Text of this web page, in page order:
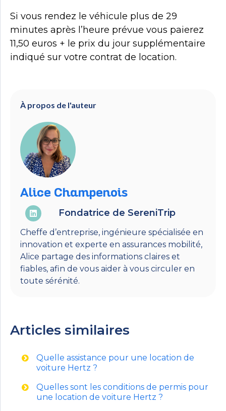
Si vous rendez le véhicule plus de 29
minutes après l’heure prévue vous paierez
11,50 euros + le prix du jour supplémentaire
indiqué sur votre contrat de location.
À propos de l'auteur
Alice Champenois
Fondatrice de SereniTrip
Cheffe d’entreprise, ingénieure spécialisée en
innovation et experte en assurances mobilité,
Alice partage des informations claires et
fiables, afin de vous aider à vous circuler en
toute sérénité.
Articles similaires
Quelle assistance pour une location de
voiture Hertz ?
Quelles sont les conditions de permis pour
une location de voiture Hertz ?